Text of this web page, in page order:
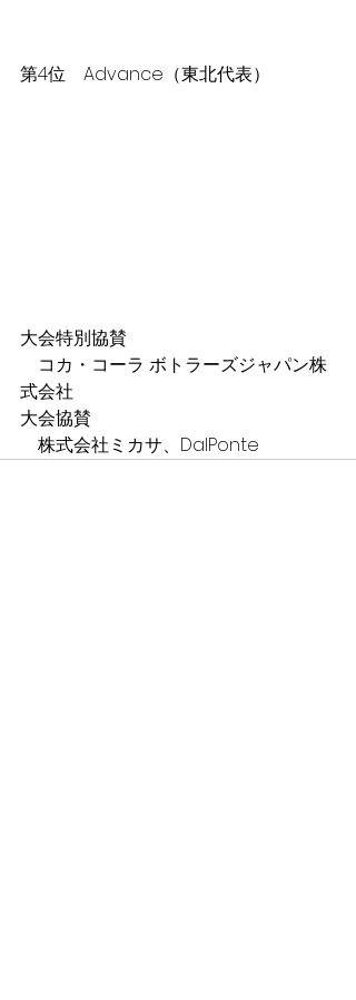
第4位　Advance（東北代表）
大会特別協賛
コカ・コーラ ボトラーズジャパン株
式会社
大会協賛
株式会社ミカサ、DalPonte